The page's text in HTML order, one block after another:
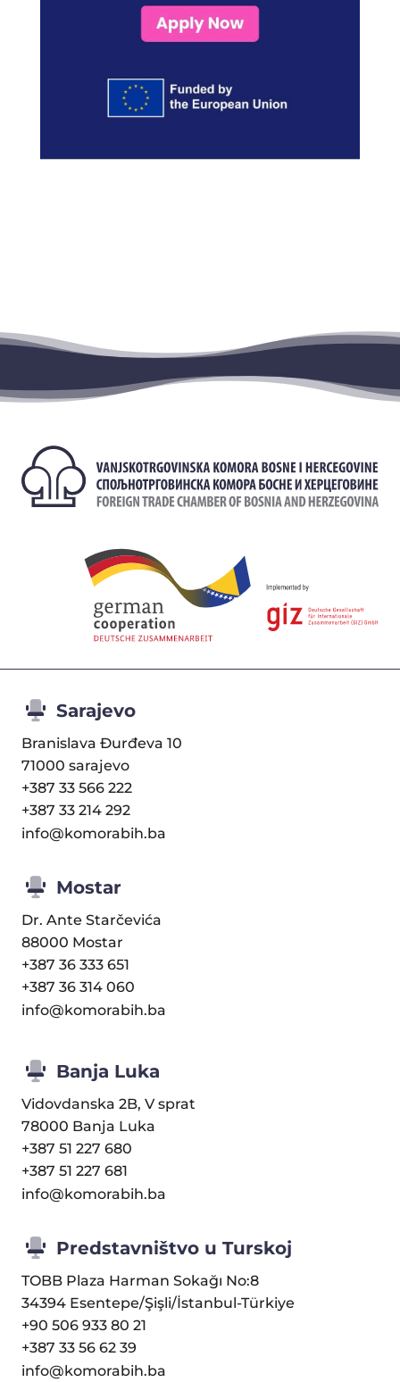
Sarajevo
Branislava Đurđeva 10
71000 sarajevo
+387 33 566 222
+387 33 214 292
info@komorabih.ba
Mostar
Dr. Ante Starčevića
88000 Mostar
+387 36 333 651
+387 36 314 060
info@komorabih.ba
Banja Luka
Vidovdanska 2B, V sprat
78000 Banja Luka
+387 51 227 680
+387 51 227 681
info@komorabih.ba
Predstavništvo u Turskoj
TOBB Plaza Harman Sokağı No:8
34394 Esentepe/Şişli/İstanbul-Türkiye
+90 506 933 80 21
+387 33 56 62 39
info@komorabih.ba